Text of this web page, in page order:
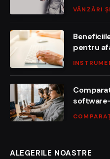
VÂNZĂRI
pentru
software-
ALEGERILE NOASTRE